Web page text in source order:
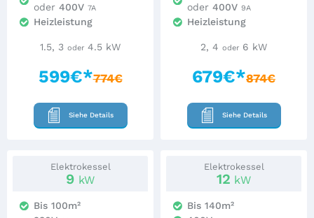
oder 400V 7A
Heizleistung
1.5, 3 oder 4.5 kW
599€*774€
Siehe Details
Elektrokessel
9 kW
Bis 100m²
oder 400V 9A
Heizleistung
2, 4 oder 6 kW
679€*874€
Siehe Details
Elektrokessel
12 kW
Bis 140m²